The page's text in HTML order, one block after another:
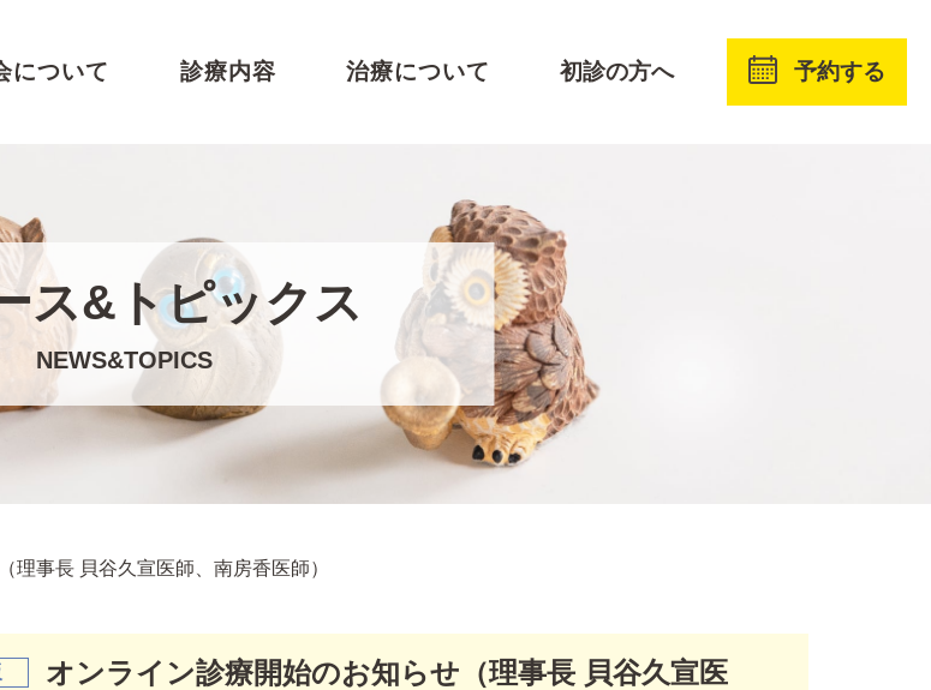
について 診療内容 治療について 初診の方へ 予約する
ス&トピックス
NEWS&TOPICS
理事長 貝谷久宣医師、南房香医師）
オンライン診療開始のお知らせ（理事長 貝谷久宣医